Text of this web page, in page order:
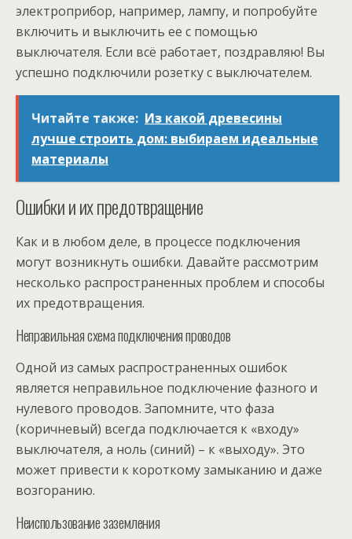
электроприбор, например, лампу, и попробуйте
включить и выключить ее с помощью
выключателя. Если всё работает, поздравляю! Вы
успешно подключили розетку с выключателем.
Читайте также: Из какой древесины
лучше строить дом: выбираем идеальные
материалы
Ошибки и их предотвращение
Как и в любом деле, в процессе подключения
могут возникнуть ошибки. Давайте рассмотрим
несколько распространенных проблем и способы
их предотвращения.
Неправильная схема подключения проводов
Одной из самых распространенных ошибок
является неправильное подключение фазного и
нулевого проводов. Запомните, что фаза
(коричневый) всегда подключается к «входу»
выключателя, а ноль (синий) – к «выходу». Это
может привести к короткому замыканию и даже
возгоранию.
Неиспользование заземления